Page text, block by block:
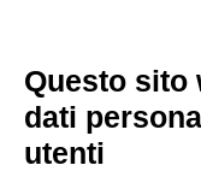
Compliance
Soluzioni
Questo sito
dati
utenti